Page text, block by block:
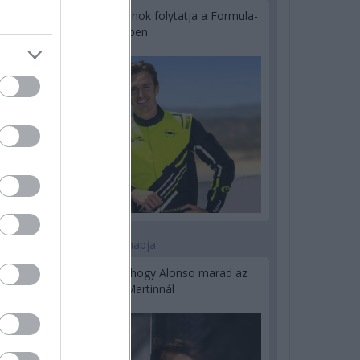
Újabb korábbi F2-es bajnok folytatja a Formula-
E-ben
2 napja
Newey biztos benne, hogy Alonso marad az
Aston Martinnál